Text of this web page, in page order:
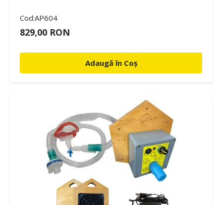
Cod:AP604
829,00 RON
Adaugă în Coș